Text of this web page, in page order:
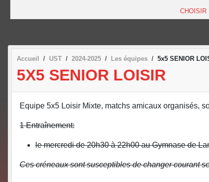
CHOISIR
Accueil UST 2024-2025 Les équipes 5x5 SENIOR
5X5 SENIOR LOISIR
Equipe 5x5 Loisir Mixte, matchs amicaux organisés,
1 Entraînement:
le mercredi de 20h30 à 22h00 au Gymnase de
Ces créneaux sont susceptibles de changer courant